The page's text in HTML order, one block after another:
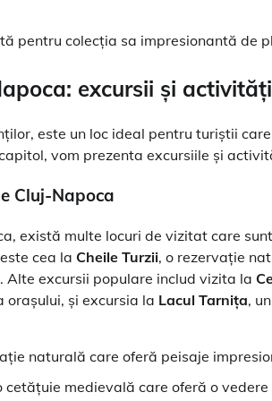
pentru colecția sa impresionantă de
excursii și activități
este un loc ideal pentru turiștii
vom prezenta excursiile și
Cluj-Napoca
există multe locuri de vizitat care
cea la Cheile Turzii, o rezervație
Alte excursii populare includ vizita la
și excursia la Lacul Tarnița,
naturală care oferă peisaje
cetățuie medievală care oferă o